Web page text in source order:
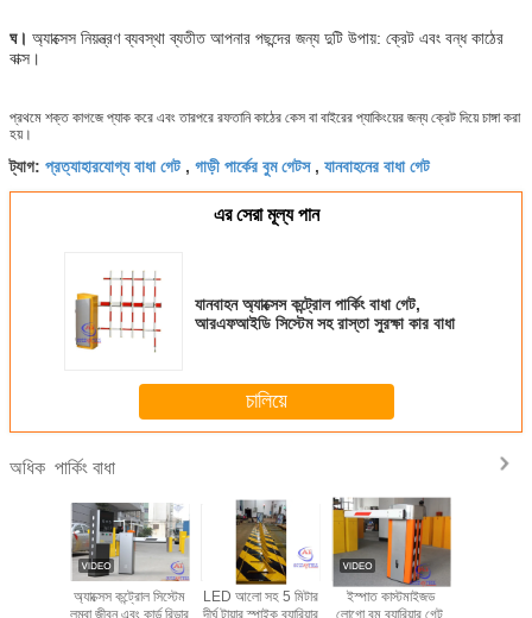
ঘ। অ্যাক্সেস নিয়ন্ত্রণ ব্যবস্থা ব্যতীত আপনার পছন্দের জন্য দুটি উপায়: ক্রেট এবং বন্ধ কাঠের
বাক্স।
প্রথমে শক্ত কাগজে প্যাক করে এবং তারপরে রফতানি কাঠের কেস বা বাইরের প্যাকিংয়ের জন্য ক্রেট দিয়ে চাঙ্গা করা
হয়।
ট্যাগ: প্রত্যাহারযোগ্য বাধা গেট, গাড়ী পার্কের বুম গেটস, যানবাহনের বাধা গেট
এর সেরা মূল্য পান
যানবাহন অ্যাক্সেস কন্ট্রোল পার্কিং বাধা গেট,
আরএফআইডি সিস্টেম সহ রাস্তা সুরক্ষা কার বাধা
চালিয়ে
অধিক পার্কিং বাধা
অ্যাক্সেস কন্ট্রোল সিস্টেম
লম্বা জীবন এবং কার্ড রিডার
LED আলো সহ 5 মিটার
দীর্ঘ টায়ার স্পাইক ব্যারিয়ার
ইস্পাত কাস্টমাইজড
লোগো বুম ব্যারিয়ার গেট,